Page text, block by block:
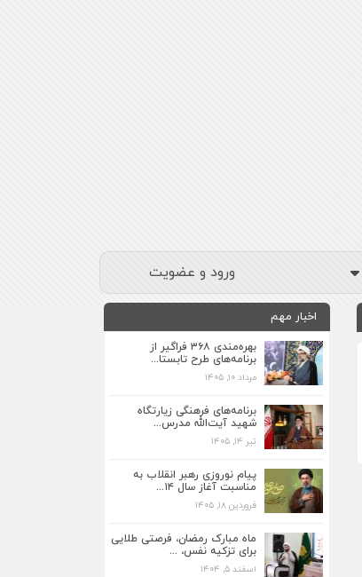
ورود و عضویت
اخبار مهم
بهره‌مندی ۳۶۸ فراگیر از
برنامه‌های طرح تابستا...
مرداد ۱۰, ۱۴۰۵
برنامه‌های فرهنگی زیارتگاه
شهید آیت‌الله مدرس...
تیر ۱۴, ۱۴۰۵
پیام نوروزی رهبر انقلاب به
مناسبت آغاز سال ۱۴...
فروردین ۱۸, ۱۴۰۵
ماه مبارک رمضان، فرصتی طلایی
برای تزکیه نفس، ...
اسفند ۵, ۱۴۰۴
برنامه‌های فرهنگی زیارتگاه شهید آیت‌الله
تیر ۱۴, ۱۴۰۵
پیام نوروزی رهبر انقلاب به مناسبت آغاز
سال ۱۴...
فروردین ۱۸, ۱۴۰۵